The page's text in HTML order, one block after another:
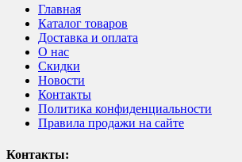
Главная
Каталог товаров
Доставка и оплата
О нас
Скидки
Новости
Контакты
Политика конфиденциальности
Правила продажи на сайте
Контакты: